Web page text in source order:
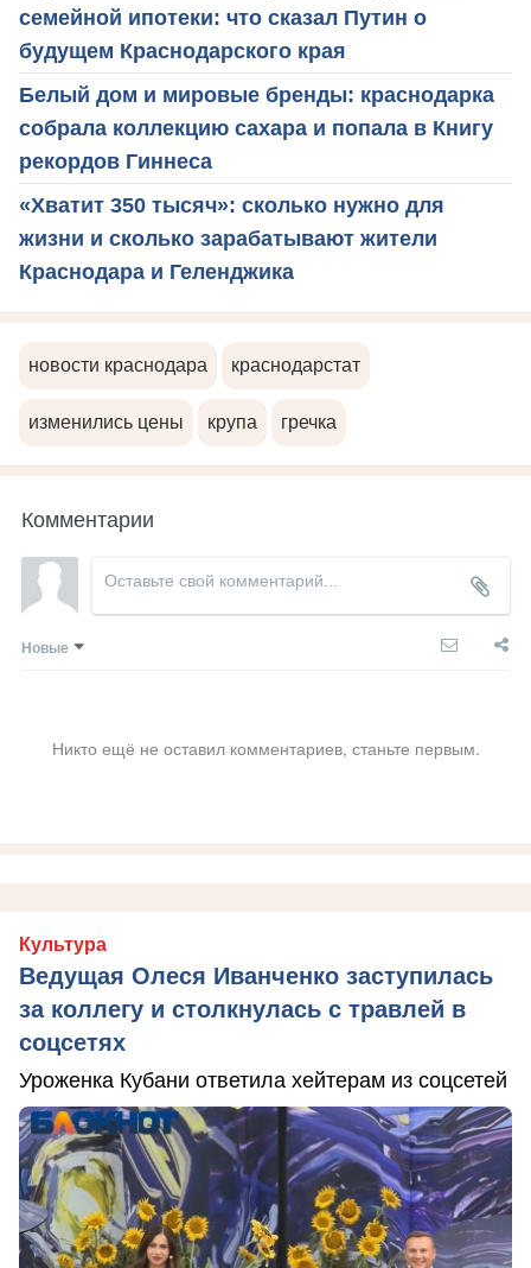
семейной ипотеки: что сказал Путин о
будущем Краснодарского края
Белый дом и мировые бренды: краснодарка
собрала коллекцию сахара и попала в Книгу
рекордов Гиннеса
«Хватит 350 тысяч»: сколько нужно для
жизни и сколько зарабатывают жители
Краснодара и Геленджика
новости краснодара краснодарстат
изменились цены крупа гречка
Комментарии
Новые
Никто ещё не оставил комментариев, станьте первым.
Культура
Ведущая Олеся Иванченко заступилась
за коллегу и столкнулась с травлей в
соцсетях
Уроженка Кубани ответила хейтерам из соцсетей